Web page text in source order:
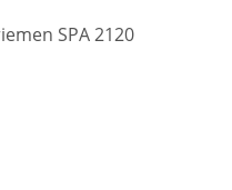
SPA 2120